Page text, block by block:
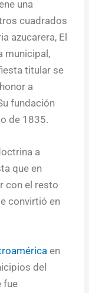
una
cuadrados
azucarera, El
municipal,
titular se
a
fundación
de 1835.
a
que en
con el resto
convirtió en
en
del
fue